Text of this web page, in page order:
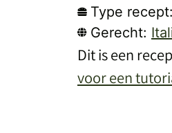
Type recept:
Gerecht:
Dit is een
voor een